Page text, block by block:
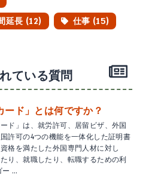
延長 (12)
仕事 (15)
ている質問
ード」とは何ですか？
ド」は、就労許可、居留ビザ、外国
許可の4つの機能を一体化した証明書
格を満たした外国専門人材に対し
り、就職したり、転職するための利
ー …